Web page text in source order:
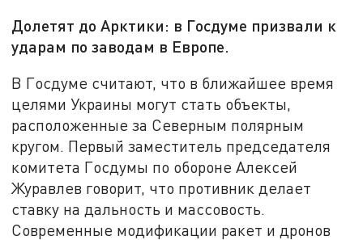
Долетят до Арктики: в Госдуме призвали к
ударам по заводам в Европе.
В Госдуме считают, что в ближайшее время
целями Украины могут стать объекты,
расположенные за Северным полярным
кругом. Первый заместитель председателя
комитета Госдумы по обороне Алексей
Журавлев говорит, что противник делает
ставку на дальность и массовость.
Современные модификации ракет и дронов